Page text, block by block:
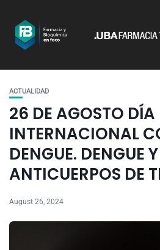
ACTUALIDAD
26 DE AGOSTO DÍA
INTERNACIONAL
DENGUE. DENGUE
ANTICUERPOS DE
August 26, 2024